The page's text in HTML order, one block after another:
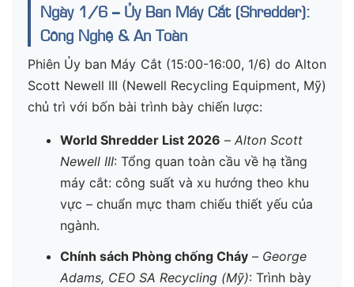
Ngày 1/6 – Ủy Ban Máy Cắt (Shredder):
Công Nghệ & An Toàn
Phiên Ủy ban Máy Cắt (15:00-16:00, 1/6) do Alton
Scott Newell III (Newell Recycling Equipment, Mỹ)
chủ trì với bốn bài trình bày chiến lược:
World Shredder List 2026 – Alton Scott
Newell III: Tổng quan toàn cầu về hạ tầng
máy cắt: công suất và xu hướng theo khu
vực – chuẩn mực tham chiếu thiết yếu của
ngành.
Chính sách Phòng chống Cháy– George
Adams, CEO SA Recycling (Mỹ): Trình bày